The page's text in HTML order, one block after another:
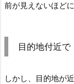
前が見えないほど
目的地付近で
しかし、目的地が